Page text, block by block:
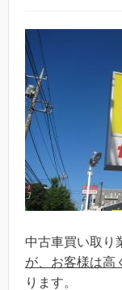
中古車買い取り
が、お客様は高
ります。